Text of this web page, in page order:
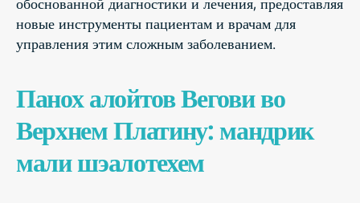
новые инструменты пациентам и врачам для
управления этим сложным заболеванием.
Панох алойтов Вегови во
Верхнем Платину: мандрик
мали шэалотехем